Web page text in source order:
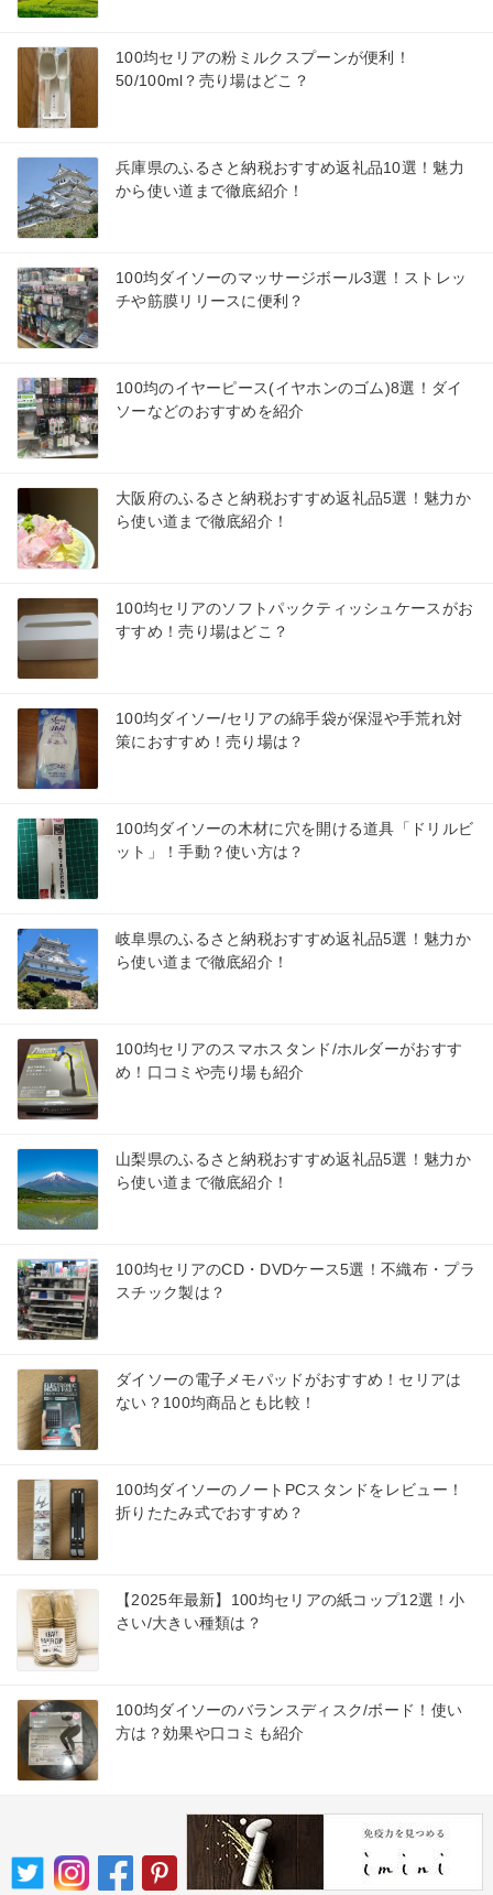
100均セリアの粉ミルクスプーンが便利！
50/100ml？売り場はどこ？
兵庫県のふるさと納税おすすめ返礼品10選！魅力
から使い道まで徹底紹介！
100均ダイソーのマッサージボール3選！ストレッ
チや筋膜リリースに便利？
100均のイヤーピース(イヤホンのゴム)8選！ダイ
ソーなどのおすすめを紹介
大阪府のふるさと納税おすすめ返礼品5選！魅力か
ら使い道まで徹底紹介！
100均セリアのソフトパックティッシュケースがお
すすめ！売り場はどこ？
100均ダイソー/セリアの綿手袋が保湿や手荒れ対
策におすすめ！売り場は？
100均ダイソーの木材に穴を開ける道具「ドリルビ
ット」！手動？使い方は？
岐阜県のふるさと納税おすすめ返礼品5選！魅力か
ら使い道まで徹底紹介！
100均セリアのスマホスタンド/ホルダーがおすす
め！口コミや売り場も紹介
山梨県のふるさと納税おすすめ返礼品5選！魅力か
ら使い道まで徹底紹介！
100均セリアのCD・DVDケース5選！不織布・プラ
スチック製は？
ダイソーの電子メモパッドがおすすめ！セリアは
ない？100均商品とも比較！
100均ダイソーのノートPCスタンドをレビュー！
折りたたみ式でおすすめ？
【2025年最新】100均セリアの紙コップ12選！小
さい/大きい種類は？
100均ダイソーのバランスディスク/ボード！使い
方は？効果や口コミも紹介